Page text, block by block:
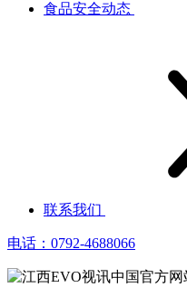
食品安全动态
联系我们
电话：0792-4688066